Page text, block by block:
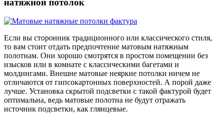
Если вы сторонник традиционного или классического стиля,
то вам стоит отдать предпочтение матовым натяжным
полотнам. Они хорошо смотрятся в простом помещении без
изысков или в комнате с классическими багетами и
молдингами. Внешне матовые неяркие потолки ничем не
отличаются от гипсокартонных поверхностей. А порой даже
лучше. Установка скрытой подсветки с такой фактурой будет
оптимальна, ведь матовые полотна не будут отражать
источник подсветки, как глянцевые.